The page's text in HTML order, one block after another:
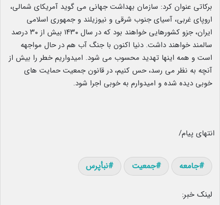
برکاتی عنوان کرد: سازمان بهداشت جهانی می ‌گوید آمریکای شمالی،
اروپای غربی، آسیای جنوب شرقی و نیوزیلند و جمهوری اسلامی
ایران، جزو کشورهایی خواهند بود که در سال ۱۴۳۰ بیش از ٣٠ درصد
سالمند خواهند داشت. دنیا اکنون با جنگ آب هم در حال مواجهه
است و همه اینها تهدید محسوب می‌ شود. امیدواریم خطر را بیش از
آنچه به‌ نظر می‌ رسد، حس کنیم، در قانون جمعیت حمایت‌ های
خوبی دیده شده و امیدوارم به خوبی اجرا شود.
انتهای پیام/
جامعه جمعیت نبأپرس
لینک خبر: